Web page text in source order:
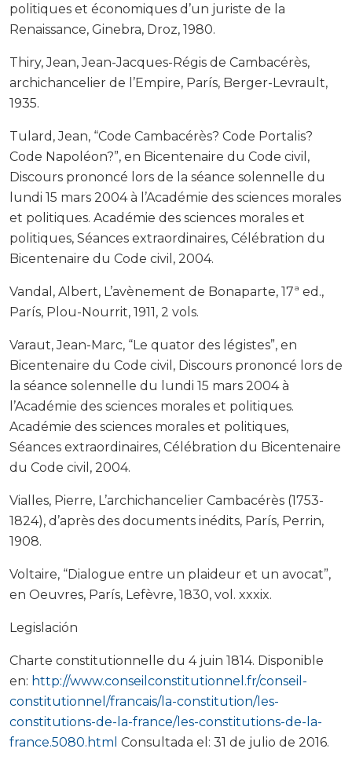
politiques et économiques d’un juriste de la
Renaissance, Ginebra, Droz, 1980.
Thiry, Jean, Jean-Jacques-Régis de Cambacérès,
archichancelier de l’Empire, París, Berger-Levrault,
1935.
Tulard, Jean, “Code Cambacérès? Code Portalis?
Code Napoléon?”, en Bicentenaire du Code civil,
Discours prononcé lors de la séance solennelle du
lundi 15 mars 2004 à l’Académie des sciences morales
et politiques. Académie des sciences morales et
politiques, Séances extraordinaires, Célébration du
Bicentenaire du Code civil, 2004.
Vandal, Albert, L’avènement de Bonaparte, 17ª ed.,
París, Plou-Nourrit, 1911, 2 vols.
Varaut, Jean-Marc, “Le quator des légistes”, en
Bicentenaire du Code civil, Discours prononcé lors de
la séance solennelle du lundi 15 mars 2004 à
l’Académie des sciences morales et politiques.
Académie des sciences morales et politiques,
Séances extraordinaires, Célébration du Bicentenaire
du Code civil, 2004.
Vialles, Pierre, L’archichancelier Cambacérès (1753-
1824), d’après des documents inédits, París, Perrin,
1908.
Voltaire, “Dialogue entre un plaideur et un avocat”,
en Oeuvres, París, Lefèvre, 1830, vol. xxxix.
Legislación
Charte constitutionnelle du 4 juin 1814. Disponible
en: http://www.conseilconstitutionnel.fr/conseil-
constitutionnel/francais/la-constitution/les-
constitutions-de-la-france/les-constitutions-de-la-
france.5080.html Consultada el: 31 de julio de 2016.